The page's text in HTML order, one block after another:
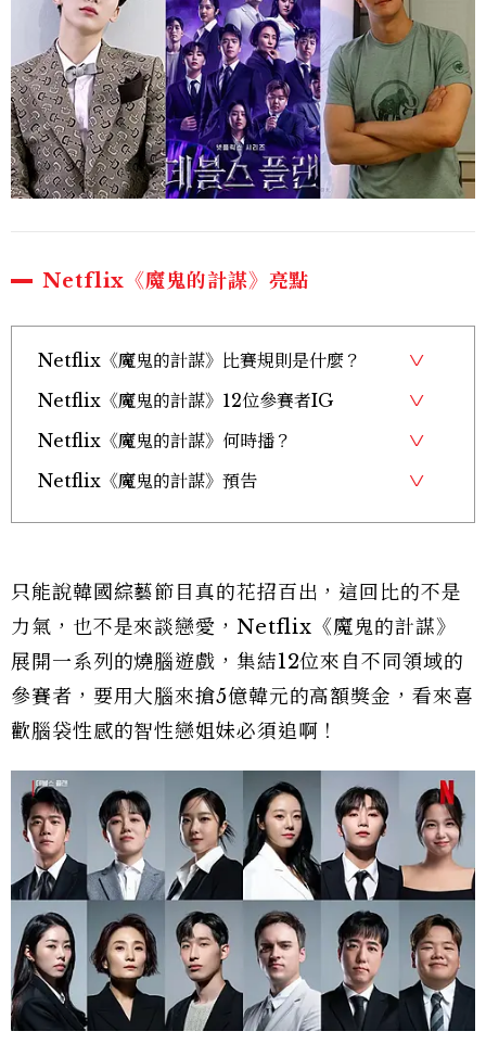
Netflix《魔鬼的計謀》亮點
Netflix《魔鬼的計謀》比賽規則是什麼？
Netflix《魔鬼的計謀》12位參賽者IG
Netflix《魔鬼的計謀》何時播？
Netflix《魔鬼的計謀》預告
只能說韓國綜藝節目真的花招百出，這回比的不是
力氣，也不是來談戀愛，Netflix《魔鬼的計謀》
展開一系列的燒腦遊戲，集結12位來自不同領域的
參賽者，要用大腦來搶5億韓元的高額獎金，看來喜
歡腦袋性感的智性戀姐妹必須追啊！